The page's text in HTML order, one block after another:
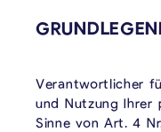
Verantwortlicher
und Nutzung Ihrer
Sinne von Art. 4